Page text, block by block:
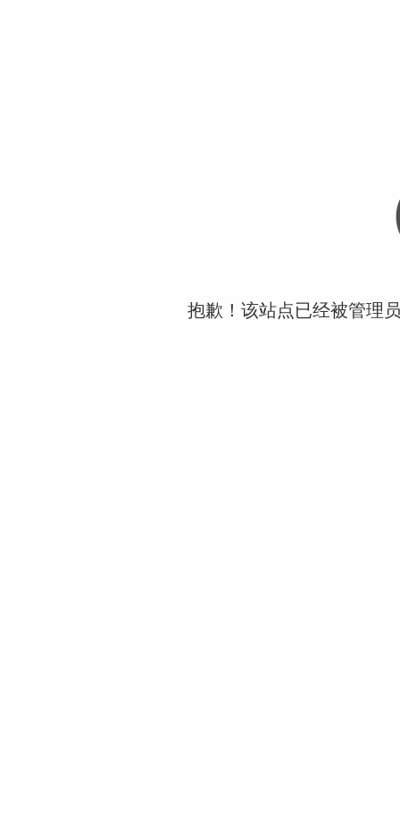
抱歉！该站点已经被管理